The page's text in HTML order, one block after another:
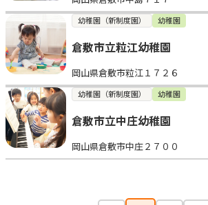
幼稚園（新制度園） 幼稚園
倉敷市立粒江幼稚園
岡山県倉敷市粒江１７２６
幼稚園（新制度園） 幼稚園
倉敷市立中庄幼稚園
岡山県倉敷市中庄２７００